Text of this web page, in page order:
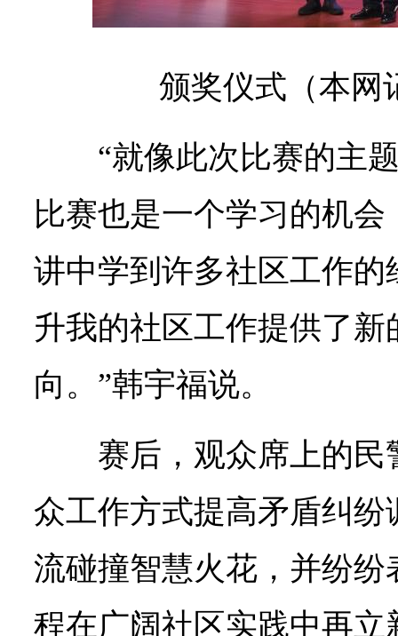
颁奖仪式 （本
“就像此次比赛的主
比赛也是一个学习的机
讲中学到许多社区工作
升我的社区工作提供了
向。”韩宇福说。
赛后，观众席上的
众工作方式提高矛盾纠
流碰撞智慧火花，并纷
程在广阔社区实践中再立